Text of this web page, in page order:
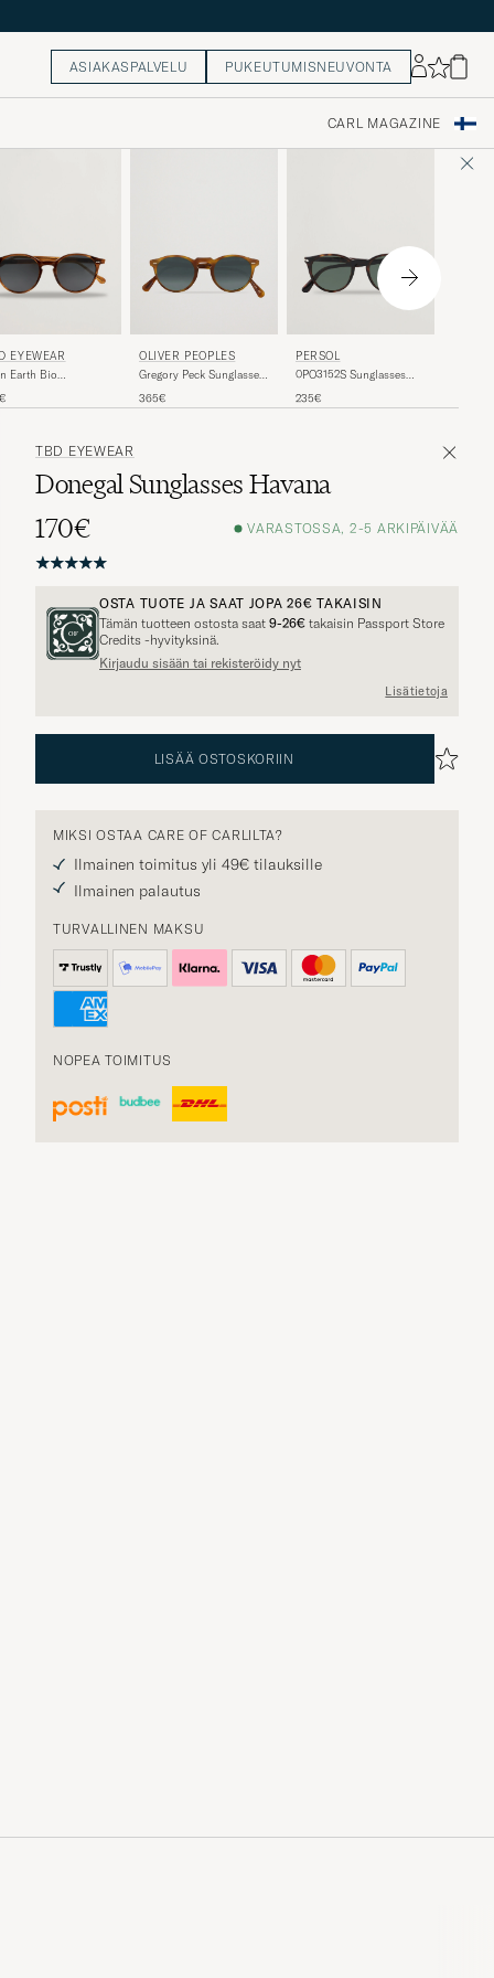
ASIAKASPALVELU PUKEUTUMISNEUVONTA
CARL MAGAZINE
EYEWEAR
Earth Bio
OLIVER PEOPLES
Gregory Peck Sunglasses
Photochromic
365€
PERSOL
0PO3152S Sunglasses
235€
TBD EYEWEAR
Donegal Sunglasses Havana
170€
VARASTOSSA, 2-5 ARKIPÄIVÄÄ
OSTA TUOTE JA SAAT JOPA26€ TAKAISIN
Tämän tuotteen ostosta saat 9-26€ takaisin Passport Store
Credits -hyvityksinä.
Kirjaudu sisään tai rekisteröidy nyt
Lisätietoja
LISÄÄ OSTOSKORIIN
MIKSI OSTAA CARE OF CARLILTA?
Ilmainen toimitus yli 49€ tilauksille
Ilmainen palautus
TURVALLINEN MAKSU
NOPEA TOIMITUS